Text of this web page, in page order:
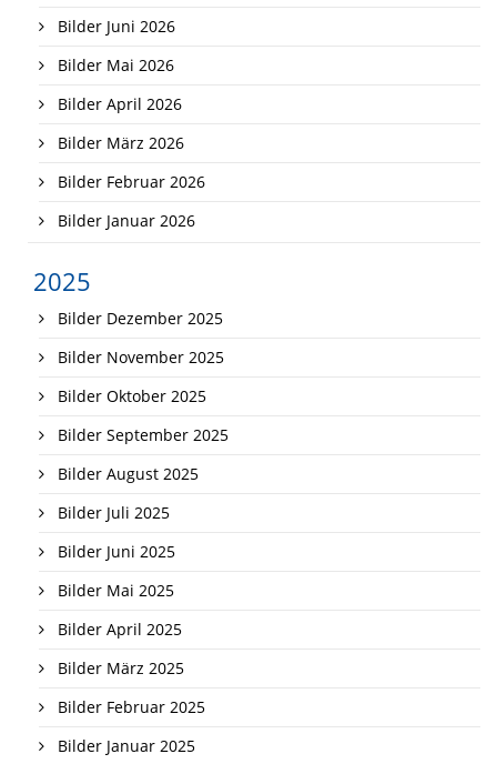
Bilder Juni 2026
Bilder Mai 2026
Bilder April 2026
Bilder März 2026
Bilder Februar 2026
Bilder Januar 2026
2025
Bilder Dezember 2025
Bilder November 2025
Bilder Oktober 2025
Bilder September 2025
Bilder August 2025
Bilder Juli 2025
Bilder Juni 2025
Bilder Mai 2025
Bilder April 2025
Bilder März 2025
Bilder Februar 2025
Bilder Januar 2025